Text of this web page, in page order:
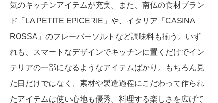
気のキッチンアイテムが充実。また、南仏の食材ブラン
ド「LA PETITE EPICERIE」や、イタリア「CASINA
ROSSA」のフレーバーソルトなど調味料も揃う。いず
れも、スマートなデザインでキッチンに置くだけでイン
テリアの一部になるようなアイテムばかり。もちろん見
た目だけではなく、素材や製造過程にこだわって作られ
たアイテムは使い心地も優秀。料理する楽しさを広げて